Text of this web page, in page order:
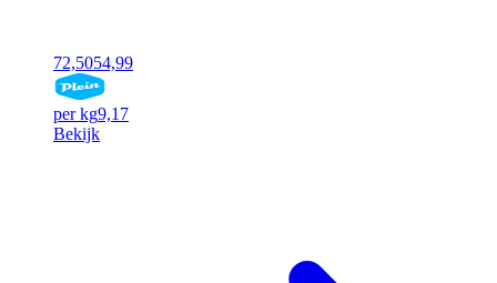
72,5054,99
per kg9,17
Bekijk